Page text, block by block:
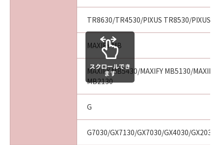
TR8630/TR4530/PIXUS TR8530/PIXUS
MAXIFY MB
MAXIFY MB5430/MAXIFY MB5130/MAXIFY
MB2130
G
G7030/GX7130/GX7030/GX4030/GX2030
スクロールでき
ます